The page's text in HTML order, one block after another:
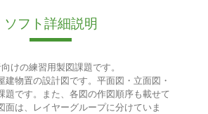
ソフト詳細説明
けの練習用製図課題です。
建物置の設計図です。平面図・立面図・
題です。また、各図の作図順序も載せて
面は、レイヤーグループに分けていま